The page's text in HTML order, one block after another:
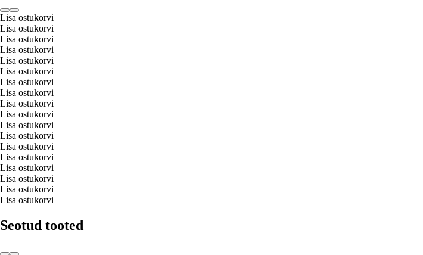
Lisa ostukorvi
Lisa ostukorvi
Lisa ostukorvi
Lisa ostukorvi
Lisa ostukorvi
Lisa ostukorvi
Lisa ostukorvi
Lisa ostukorvi
Lisa ostukorvi
Lisa ostukorvi
Lisa ostukorvi
Lisa ostukorvi
Lisa ostukorvi
Lisa ostukorvi
Lisa ostukorvi
Lisa ostukorvi
Lisa ostukorvi
Lisa ostukorvi
Seotud tooted